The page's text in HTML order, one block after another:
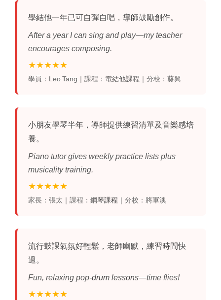
學結他一年已可自彈自唱，導師鼓勵創作。
After a year I can sing and play—my teacher
encourages composing.
★★★★★
學員：Leo Tang｜課程： 電結他課程｜分校：葵興
小朋友學琴半年，導師提供練習清單及音樂感培
養。
Piano tutor gives weekly practice lists plus
musicality training.
★★★★★
家長：張太｜課程： 鋼琴課程 ｜分校：將軍澳
流行鼓課氣氛好輕鬆，老師幽默，練習時間快
過。
Fun, relaxing pop‑drum lessons—time flies!
★★★★★